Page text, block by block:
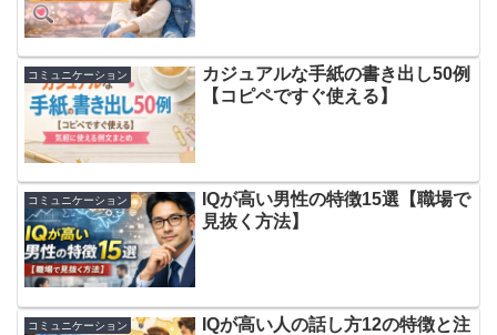
コミュニケーション
カジュアルな手紙の書き出し50例
【コピペですぐ使える】
コミュニケーション
IQが高い男性の特徴15選【職場で
見抜く方法】
コミュニケーション
IQが高い人の話し方12の特徴と注